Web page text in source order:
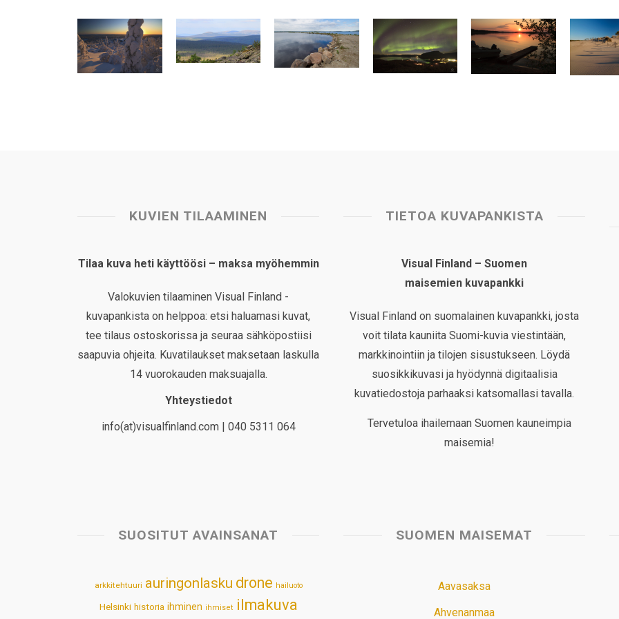
s
A
p
b
o
o
e
d
e
r
l
e
KUVIEN TILAAMINEN
Tilaa kuva heti käyttöösi – maksa myöhemmin
Valokuvien tilaaminen Visual Finland -
kuvapankista on helppoa: etsi haluamasi kuvat,
tee tilaus ostoskorissa ja seuraa sähköpostiisi
saapuvia ohjeita. Kuvatilaukset maksetaan laskulla
14 vuorokauden maksuajalla.
Yhteystiedot
info(at)visualfinland.com | 040 5311 064
TIETOA KUVAPANKISTA
Visual Finland – Suomen
maisemien kuvapankki
Visual Finland on suomalainen kuvapankki, josta
voit tilata kauniita Suomi-kuvia viestintään,
markkinointiin ja tilojen sisustukseen. Löydä
suosikkikuvasi ja hyödynnä digitaalisia
kuvatiedostoja parhaaksi katsomallasi tavalla.
Tervetuloa ihailemaan Suomen kauneimpia
maisemia!
SUOSITUT AVAINSANAT
arkkitehtuuri auringonlasku drone hailuoto
Helsinki historia ihminen ihmiset ilmakuva
SUOMEN MAISEMAT
Aavasaksa
Ahvenanmaa